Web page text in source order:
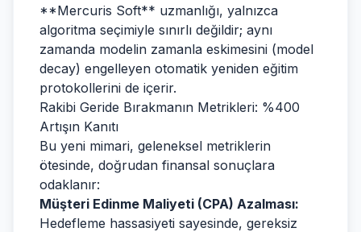
**Mercuris Soft** uzmanlığı, yalnızca
algoritma seçimiyle sınırlı değildir; aynı
zamanda modelin zamanla eskimesini (model
decay) engelleyen otomatik yeniden eğitim
protokollerini de içerir.
Rakibi Geride Bırakmanın Metrikleri: %400
Artışın Kanıtı
Bu yeni mimari, geleneksel metriklerin
ötesinde, doğrudan finansal sonuçlara
odaklanır:
Müşteri Edinme Maliyeti (CPA) Azalması:
Hedefleme hassasiyeti sayesinde, gereksiz